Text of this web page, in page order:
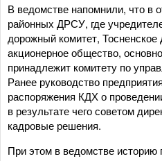
В ведомстве напомнили, что в
районных ДРСУ, где
дорожный комитет,
акционерное общество,
принадлежит комитету по
Ранее руководство
распоряжения КДХ о
в результате чего советом
кадровые решения.
При этом в ведомстве историю